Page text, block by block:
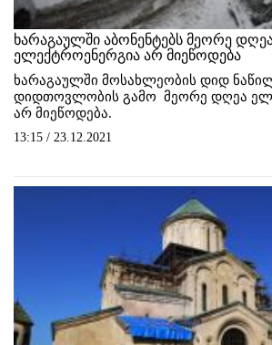
ხარაგაულში აბონენტებს მეორე
ელექტროენერგია არ მიეწოდება
ხარაგაულში მოსახლეობის დიდ
დიდთოვლობის გამო მეორე დღეა
არ მიეწოდება.
13:15 / 23.12.2021